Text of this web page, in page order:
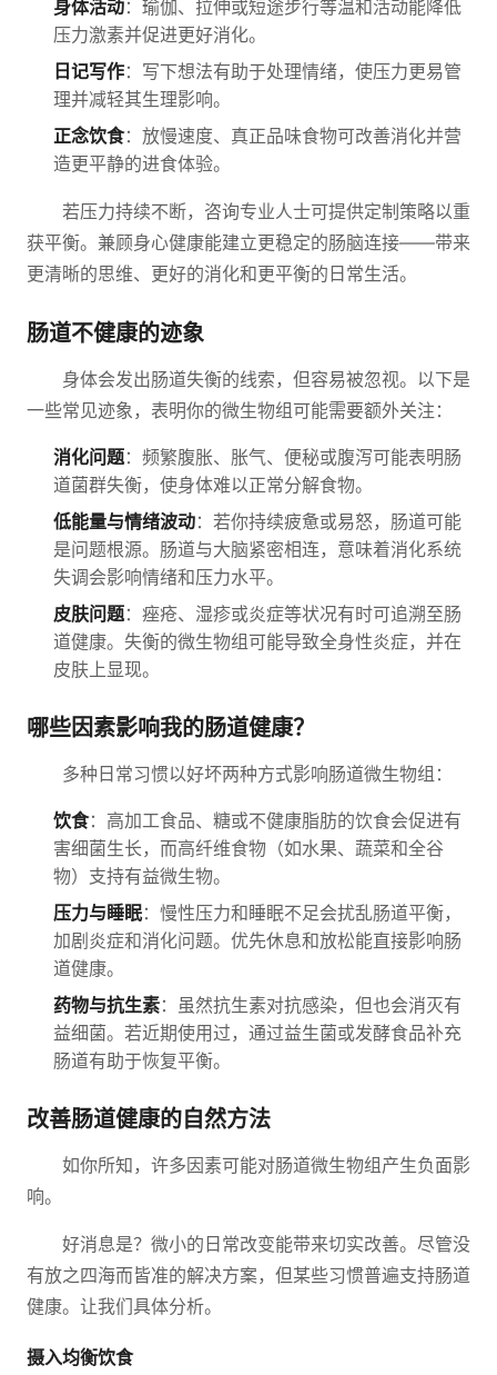
身体活动：瑜伽、拉伸或短途步行等温和活动能降低
压力激素并促进更好消化。
日记写作：写下想法有助于处理情绪，使压力更易管
理并减轻其生理影响。
正念饮食：放慢速度、真正品味食物可改善消化并营
造更平静的进食体验。
若压力持续不断，咨询专业人士可提供定制策略以重
获平衡。兼顾身心健康能建立更稳定的肠脑连接——带来
更清晰的思维、更好的消化和更平衡的日常生活。
肠道不健康的迹象
身体会发出肠道失衡的线索，但容易被忽视。以下是
一些常见迹象，表明你的微生物组可能需要额外关注：
消化问题：频繁腹胀、胀气、便秘或腹泻可能表明肠
道菌群失衡，使身体难以正常分解食物。
低能量与情绪波动：若你持续疲惫或易怒，肠道可能
是问题根源。肠道与大脑紧密相连，意味着消化系统
失调会影响情绪和压力水平。
皮肤问题：痤疮、湿疹或炎症等状况有时可追溯至肠
道健康。失衡的微生物组可能导致全身性炎症，并在
皮肤上显现。
哪些因素影响我的肠道健康？
多种日常习惯以好坏两种方式影响肠道微生物组：
饮食：高加工食品、糖或不健康脂肪的饮食会促进有
害细菌生长，而高纤维食物（如水果、蔬菜和全谷
物）支持有益微生物。
压力与睡眠：慢性压力和睡眠不足会扰乱肠道平衡，
加剧炎症和消化问题。优先休息和放松能直接影响肠
道健康。
药物与抗生素：虽然抗生素对抗感染，但也会消灭有
益细菌。若近期使用过，通过益生菌或发酵食品补充
肠道有助于恢复平衡。
改善肠道健康的自然方法
如你所知，许多因素可能对肠道微生物组产生负面影
响。
好消息是？微小的日常改变能带来切实改善。尽管没
有放之四海而皆准的解决方案，但某些习惯普遍支持肠道
健康。让我们具体分析。
摄入均衡饮食